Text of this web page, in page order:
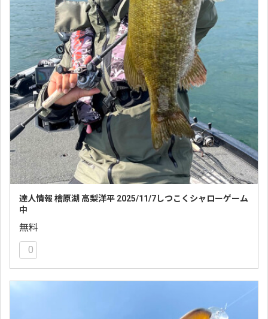
達人情報 檜原湖 高梨洋平 2025/11/7しつこくシャローゲーム
中
無料
0